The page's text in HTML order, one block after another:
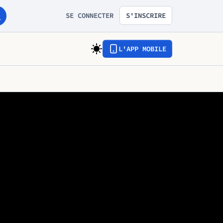
SE CONNECTER S'INSCRIRE
L'APP MOBILE